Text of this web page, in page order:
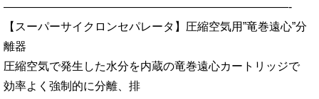
—————————————————————————-
【スーパーサイクロンセパレータ】圧縮空気用”竜巻遠心”分
離器
圧縮空気で発生した水分を内蔵の竜巻遠心カートリッジで
効率よく強制的に分離、排